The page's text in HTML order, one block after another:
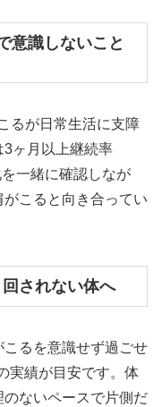
意識しないこと
るが日常生活に支障
3ヶ月以上継続率
一緒に確認しなが
こると向き合ってい
されない体へ
るを意識せず過ごせ
実績が目安です。体
ないペースで片側だ